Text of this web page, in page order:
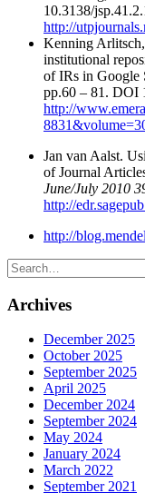
10.3138/
http://
Kenning
institutional
of IRs in Google
pp.60 – 81. DOI
http://
Jan van Aalst.
of Journal
June/July 2010
http://
http://
Search
for:
Archives
December 2025
October 2025
September 2025
April 2025
December 2024
September 2024
May 2024
January 2024
March 2022
September 2021